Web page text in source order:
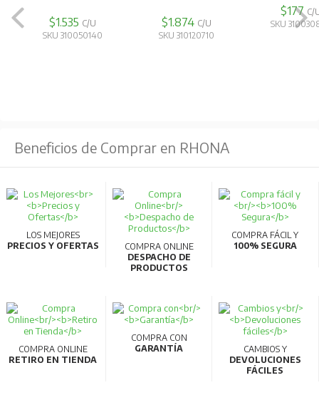
$1.535 C/U
SKU 310050140
$1.874 C/U
SKU 310120710
$177 C/
SKU
Beneficios de Comprar en RHONA
LOS MEJORES
PRECIOS Y OFERTAS
COMPRA ONLINE
DESPACHO DE
PRODUCTOS
COMPRA FÁCIL Y
100% SEGURA
COMPRA ONLINE
RETIRO EN TIENDA
COMPRA CON
GARANTÍA
CAMBIOS Y
DEVOLUCIONES
FÁCILES